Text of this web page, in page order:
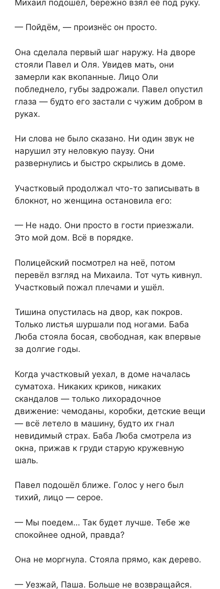
Михаил подошёл, бережно взял её под руку.
— Пойдём, — произнёс он просто.
Она сделала первый шаг наружу. На дворе
стояли Павел и Оля. Увидев мать, они
замерли как вкопанные. Лицо Оли
побледнело, губы задрожали. Павел опустил
глаза — будто его застали с чужим добром в
руках.
Ни слова не было сказано. Ни один звук не
нарушил эту неловкую паузу. Они
развернулись и быстро скрылись в доме.
Участковый продолжал что-то записывать в
блокнот, но женщина остановила его:
— Не надо. Они просто в гости приезжали.
Это мой дом. Всё в порядке.
Полицейский посмотрел на неё, потом
перевёл взгляд на Михаила. Тот чуть кивнул.
Участковый пожал плечами и ушёл.
Тишина опустилась на двор, как покров.
Только листья шуршали под ногами. Баба
Люба стояла босая, свободная, как впервые
за долгие годы.
Когда участковый уехал, в доме началась
суматоха. Никаких криков, никаких
скандалов — только лихорадочное
движение: чемоданы, коробки, детские вещи
— всё летело в машину, будто их гнал
невидимый страх. Баба Люба смотрела из
окна, прижав к груди старую кружевную
шаль.
Павел подошёл ближе. Голос у него был
тихий, лицо — серое.
— Мы поедем… Так будет лучше. Тебе же
спокойнее одной, правда?
Она не моргнула. Стояла прямо, как дерево.
— Уезжай, Паша. Больше не возвращайся.